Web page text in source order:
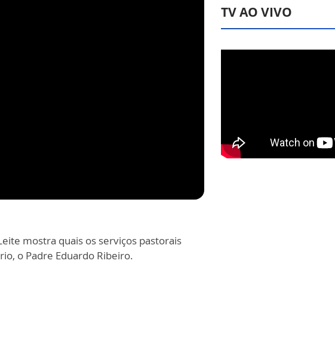
mostra quais os serviços pastorais
o Padre Eduardo Ribeiro.
TV AO VIVO